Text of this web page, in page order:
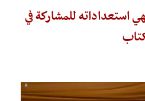
استعداداته للمشاركة في